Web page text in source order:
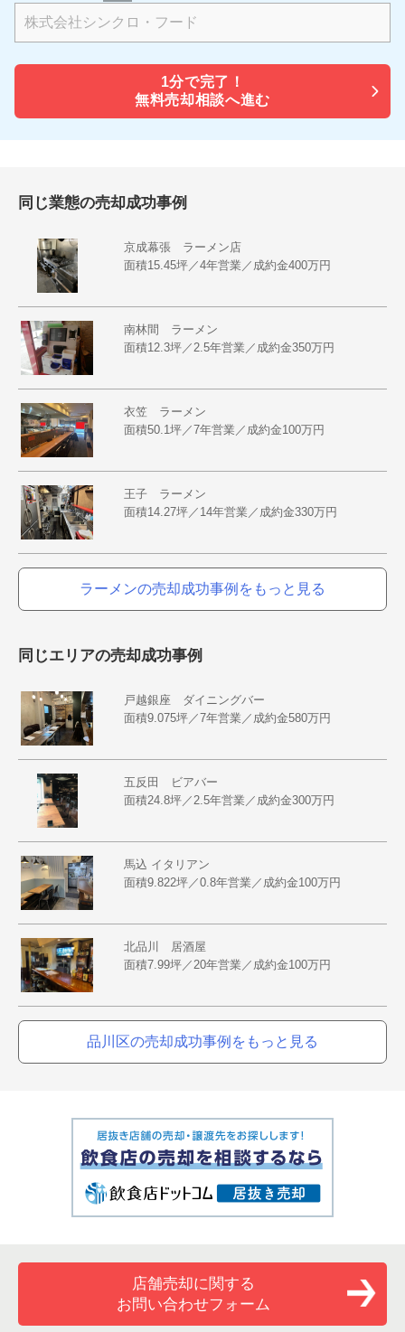
1分で完了！
無料売却相談へ進む
同じ業態の売却成功事例
京成幕張 ラーメン店
面積15.45坪／4年営業／成約金400万円
南林間 ラーメン
面積12.3坪／2.5年営業／成約金350万円
衣笠 ラーメン
面積50.1坪／7年営業／成約金100万円
王子 ラーメン
面積14.27坪／14年営業／成約金330万円
ラーメンの売却成功事例をもっと見る
同じエリアの売却成功事例
戸越銀座 ダイニングバー
面積9.075坪／7年営業／成約金580万円
五反田 ビアバー
面積24.8坪／2.5年営業／成約金300万円
馬込 イタリアン
面積9.822坪／0.8年営業／成約金100万円
北品川 居酒屋
面積7.99坪／20年営業／成約金100万円
品川区の売却成功事例をもっと見る
店舗売却に関する
お問い合わせフォーム